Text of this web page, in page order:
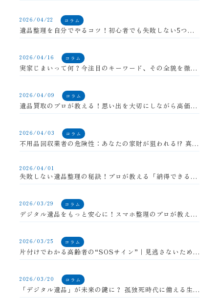
2026/04/22 コラム
遺品整理を自分でやるコツ！初心者でも失敗しない5つのポイント
2026/04/16 コラム
実家じまいって何？今注目のキーワード、その全貌を徹底解説！
2026/04/09 コラム
遺品買取のプロが教える！思い出を大切にしながら高価買取する秘訣10選
2026/04/03 コラム
不用品回収業者の危険性：あなたの家財が狙われる!? 真実のトラブル事例集
2026/04/01
失敗しない遺品整理の秘訣！プロが教える「納得できる」見積もりの極意
2026/03/29 コラム
デジタル遺品をもっと安心に！スマホ整理のプロが教える対策法
2026/03/25 コラム
片付けでわかる高齢者の“SOSサイン”｜見逃さないためのチェックポイントと対処法
2026/03/20 コラム
「デジタル遺品」が未来の鍵に？ 孤独死時代に備える生活術